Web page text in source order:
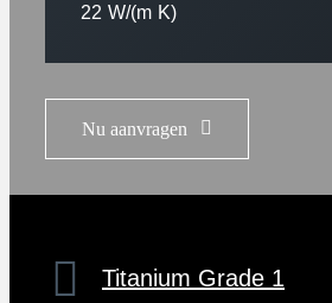
22 W/(m K)
Nu aanvragen
Titanium Grade 1